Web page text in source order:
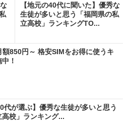
【地元の40代に聞いた】優秀な
生徒が多いと思う「福岡県の私
立高校」ランキングTO...
額850円～ 格安SIMをお得に使うキ
！
代が選ぶ】優秀な生徒が多いと思う
高校」ランキング...